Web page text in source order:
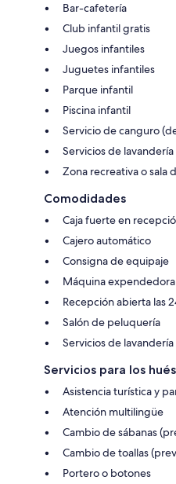
Bar-cafetería
Club infantil gratis
Juegos infantiles
Juguetes infantiles
Parque infantil
Piscina infantil
Servicio de canguro
Servicios de lavandería
Zona recreativa o sala
Comodidades
Caja fuerte en
Cajero automático
Consigna de equipaje
Máquina expendedora
Recepción abierta las
Salón de peluquería
Servicios de lavandería
Servicios para los
Asistencia turística y
Atención multilingüe
Cambio de sábanas
Cambio de toallas
Portero o botones